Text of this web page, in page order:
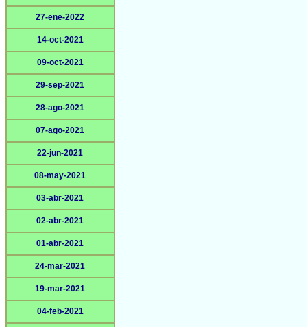
27-ene-2022
14-oct-2021
09-oct-2021
29-sep-2021
28-ago-2021
07-ago-2021
22-jun-2021
08-may-2021
03-abr-2021
02-abr-2021
01-abr-2021
24-mar-2021
19-mar-2021
04-feb-2021